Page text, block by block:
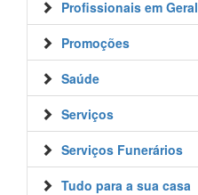
Profissionais em Geral
Promoções
Saúde
Serviços
Serviços Funerários
Tudo para a sua casa